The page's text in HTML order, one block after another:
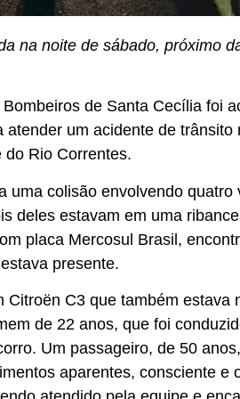
na noite de sábado, próximo
de Santa Cecília foi
atender um acidente de trânsito
Rio Correntes.
uma colisão envolvendo quatro
deles estavam em uma
placa Mercosul Brasil,
presente.
Citroën C3 que também estava
de 22 anos, que foi
Um passageiro, de 50
aparentes, consciente e